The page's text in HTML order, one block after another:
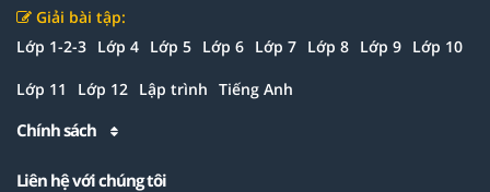
Giải bài tập:
Lớp 1-2-3 Lớp 4 Lớp 5 Lớp 6 Lớp 7 Lớp 8 Lớp 9 Lớp 10
Lớp 11 Lớp 12 Lập trình Tiếng Anh
Chính sách
Liên hệ với chúng tôi